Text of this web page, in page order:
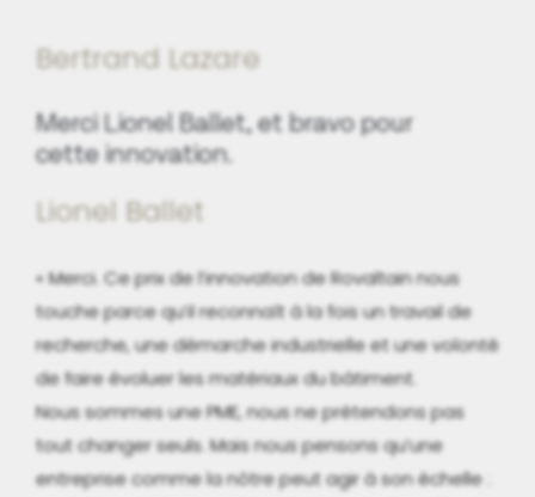
Bertrand Lazare
Merci Lionel Ballet, et bravo pour
cette innovation.
Lionel Ballet
« Merci. Ce prix de l’innovation de Rovaltain nous
touche parce qu’il reconnaît à la fois un travail de
recherche, une démarche industrielle et une volonté
de faire évoluer les matériaux du bâtiment.
Nous sommes une PME, nous ne prétendons pas
tout changer seuls. Mais nous pensons qu’une
entreprise comme la nôtre peut agir à son échelle :